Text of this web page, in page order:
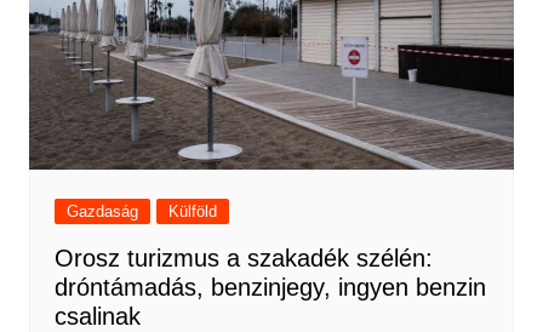
Gazdaság Külföld
Orosz turizmus a szakadék szélén:
dróntámadás, benzinjegy, ingyen benzin
csalinak